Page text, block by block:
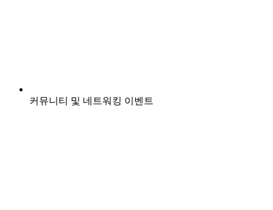
커뮤니티 및 네트워킹 이벤트